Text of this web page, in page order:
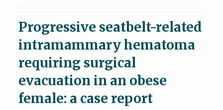
Progressive seatbelt-related
intramammary hematoma
requiring surgical
evacuation in an obese
female: a case report